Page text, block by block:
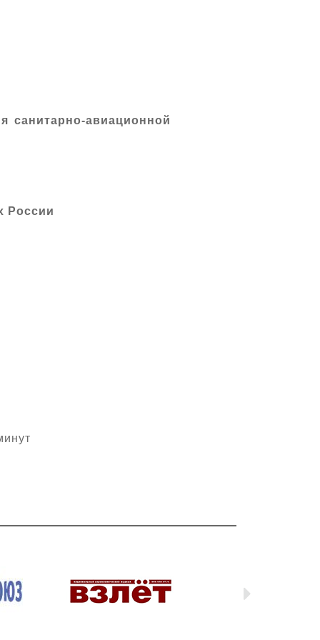
санитарно-авиационной
России